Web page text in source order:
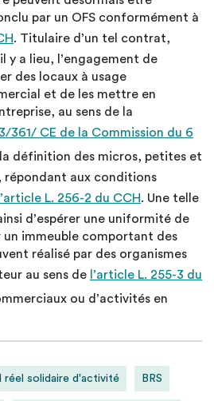
par un OFS conformément à
. Titulaire d’un tel contrat,
y a lieu, l’engagement de
des locaux à usage
et de les mettre en
au sens de la
361/ CE de la Commission du 6
définition des micros, petites et
répondant aux conditions
l’article L. 256-2 du CCH. Une telle
d’espérer une uniformité de
un immeuble comportant des
réalisé par des organismes
au sens de l’article L. 255-3 du
ou d’activités en
réel solidaire d'activité BRS